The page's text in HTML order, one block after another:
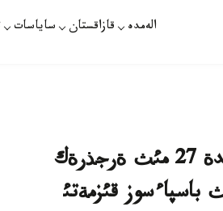
الەمدە قازاقستان ساياسات
ةكئنشئ دذنيةجذزئلئك سوعئس كةزئندة پولشا جةرئندة 27 مئث ةرجذرةك
باسپاءسوز قئزمةتئ